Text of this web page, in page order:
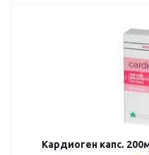
Кардиоген капс.